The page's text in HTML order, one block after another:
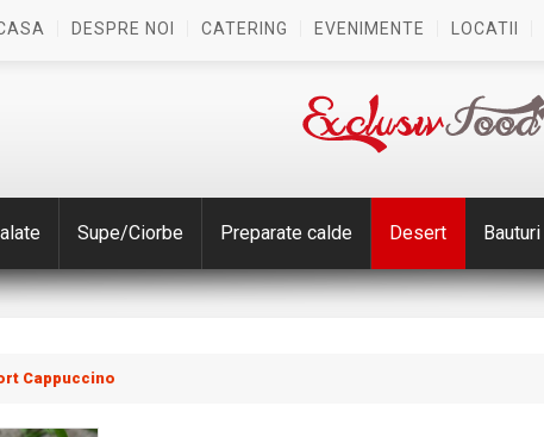
DESPRE NOI CATERING EVENIMENTE LOCATII
Supe/Ciorbe Preparate calde Desert Bauturi
Cappuccino